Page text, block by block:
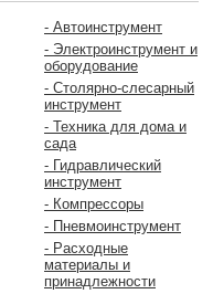
- Автоинструмент
- Электроинструмент и
оборудование
- Столярно-слесарный
инструмент
- Техника для дома и
сада
- Гидравлический
инструмент
- Компрессоры
- Пневмоинструмент
- Расходные
материалы и
принадлежности